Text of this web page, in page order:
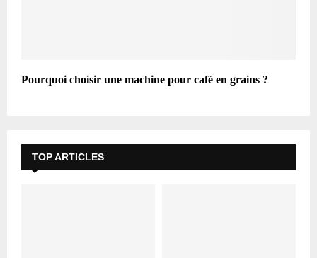
Pourquoi choisir une machine pour café en grains ?
TOP ARTICLES